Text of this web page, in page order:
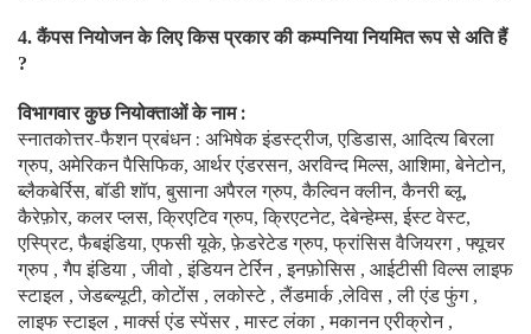
4.कैंपस नियोजन के लिए किस प्रकार की कम्पनिया नियमित रूप से अति हैं
?
विभागवार कुछ नियोक्ताओं के नाम :
स्नातकोत्तर-फैशन प्रबंधन : अभिषेक इंडस्ट्रीज,एडिडास, आदित्य बिरला
ग्रुप, अमेरिकन पैसिफिक, आर्थर एंडरसन, अरविन्द मिल्स, आशिमा,बेनेटोन,
ब्लैकबेर्रिस,बॉडी शॉप,बुसाना अपैरल ग्रुप,कैल्विन क्लीन,कैनरी ब्लू,
कैरेफ़ोर,कलर प्लस,क्रिएटिव ग्रुप,क्रिएटनेट,देबेन्हेम्स,ईस्ट वेस्ट,
एस्प्रिट,फैबइंडिया,एफसी यूके,फ़ेडरेटेड ग्रुप,फ्रांसिस वैजियरग ,फ्यूचर
ग्रुप ,गैप इंडिया ,जीवो ,इंडियन टेर्रिन ,इनफ़ोसिस , आईटीसी विल्स लाइफ
स्टाइल ,जेडब्ल्यूटी,कोटोंस ,लकोस्टे ,लैंडमार्क ,लेविस ,ली एंड फुंग ,
लाइफ स्टाइल ,मार्क्स एंड स्पेंसर ,मास्ट लंका ,मकानन एरीक्रोन ,